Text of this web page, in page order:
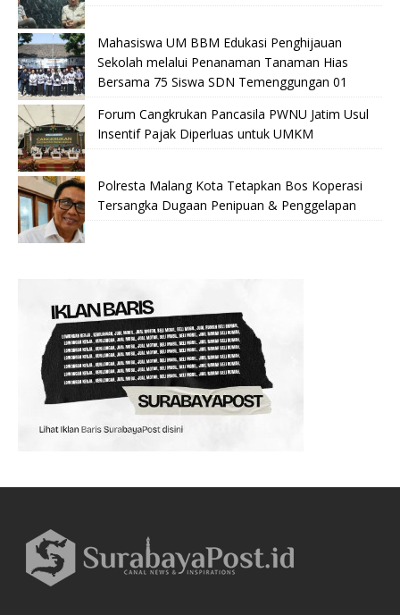
Mahasiswa UM BBM Edukasi Penghijauan
Sekolah melalui Penanaman Tanaman Hias
Bersama 75 Siswa SDN Temenggungan 01
Forum Cangkrukan Pancasila PWNU Jatim Usul
Insentif Pajak Diperluas untuk UMKM
Polresta Malang Kota Tetapkan Bos Koperasi
Tersangka Dugaan Penipuan & Penggelapan